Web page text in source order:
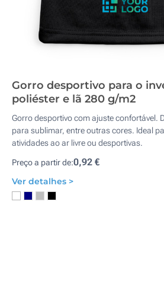
Gorro desportivo para o
poliéster e lã 280 g/m2
Gorro desportivo com ajuste confortável.
para sublimar, entre outras cores. Ideal
atividades ao ar livre ou desportivas.
Preço a partir de:0,92 €
Ver detalhes >